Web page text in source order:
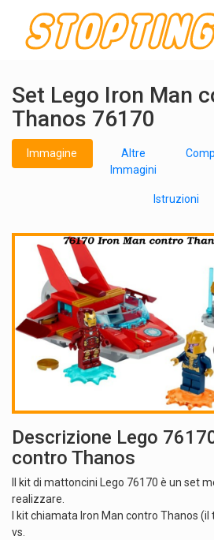
Set Lego Iron Man
Thanos 76170
Immagine
Altre
Immagini
Istruzioni
Descrizione Lego
contro Thanos
Il kit di mattoncini Lego 76170 è un set
realizzare.
I kit chiamata Iron Man contro Thanos
vs.